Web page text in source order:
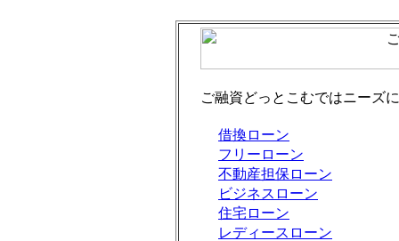
ご融資どっとこむではニーズ
借換ローン
フリーローン
不動産担保ローン
ビジネスローン
住宅ローン
レディースローン